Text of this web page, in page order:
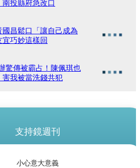
投縣府急改口
昌鬆口「讓自己成為
巧妙這樣回
驚傳被霸占！陳佩琪也
我被當洗錢共犯
支持鏡週刊
小心意大意義